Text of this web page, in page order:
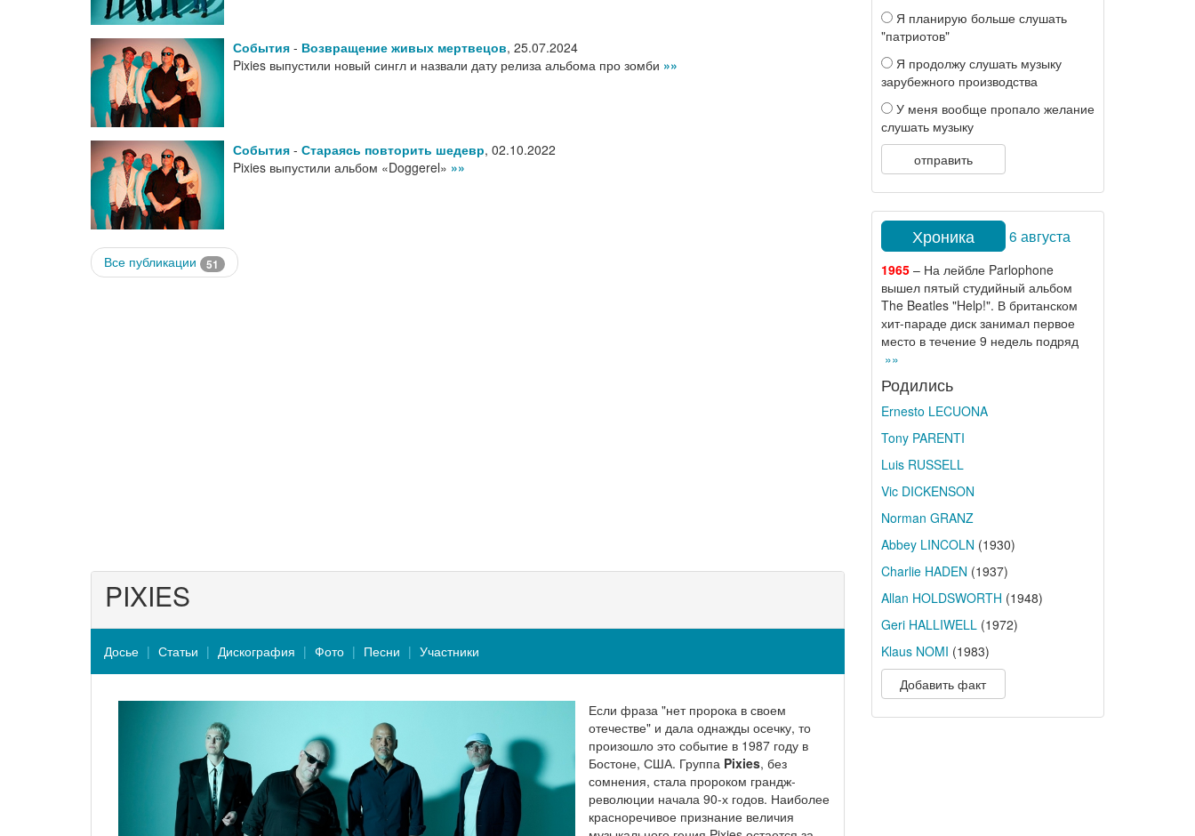
События - Возвращение живых мертвецов, 25.07.2024
Pixies выпустили новый сингл и назвали дату релиза альбома про зомби »»
События - Стараясь повторить шедевр, 02.10.2022
Pixies выпустили альбом «Doggerel» »»
Все публикации 51
PIXIES
Досье Статьи Дискография Фото Песни Участники
Если фраза "нет пророка в своем
отечестве" и дала однажды осечку, то
произошло это событие в 1987 году в
Бостоне, США. Группа Pixies, без
сомнения, стала пророком грандж-
революции начала 90-х годов. Наиболее
красноречивое признание величия
Я планирую больше слушать
"патриотов"
Я продолжу слушать музыку
зарубежного производства
У меня вообще пропало желание
слушать музыку
отправить
Хроника 6 августа
1965– На лейбле Parlophone
вышел пятый студийный альбом
The Beatles "Help!". В британском
хит-параде диск занимал первое
место в течение 9 недель подряд
»»
Родились
Ernesto LECUONA
Tony PARENTI
Luis RUSSELL
Vic DICKENSON
Norman GRANZ
Abbey LINCOLN (1930)
Charlie HADEN (1937)
Allan HOLDSWORTH (1948)
Geri HALLIWELL(1972)
Klaus NOMI (1983)
Добавить факт